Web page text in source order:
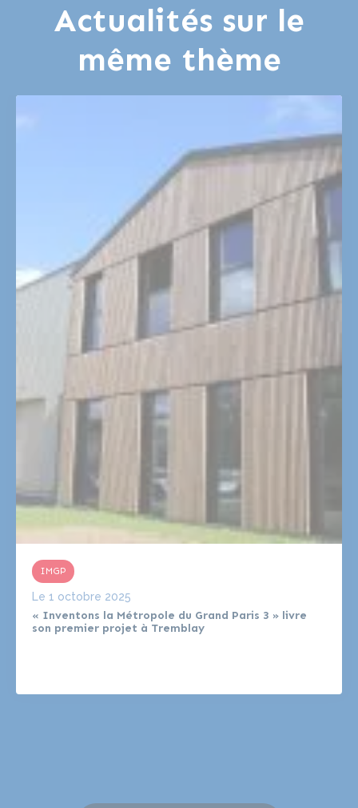
Actualités sur le
même thème
« Inventons la Métropole du Grand Paris 3 » livre
son premier projet à Tremblay
Le 1 octobre 2025
IMGP